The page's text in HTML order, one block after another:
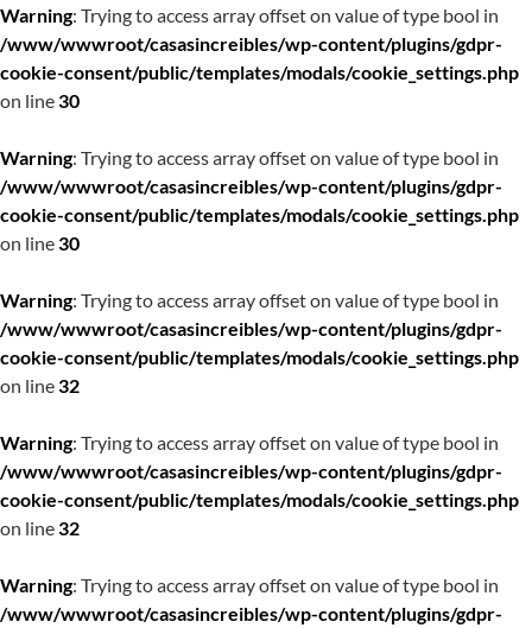
Warning: Trying to access array offset on value of type bool in
/www/wwwroot/casasincreibles/wp-content/plugins/gdpr-
cookie-consent/public/templates/modals/cookie_settings.php
on line30
Warning: Trying to access array offset on value of type bool in
/www/wwwroot/casasincreibles/wp-content/plugins/gdpr-
cookie-consent/public/templates/modals/cookie_settings.php
on line30
Warning: Trying to access array offset on value of type bool in
/www/wwwroot/casasincreibles/wp-content/plugins/gdpr-
cookie-consent/public/templates/modals/cookie_settings.php
on line32
Warning: Trying to access array offset on value of type bool in
/www/wwwroot/casasincreibles/wp-content/plugins/gdpr-
cookie-consent/public/templates/modals/cookie_settings.php
on line32
Warning: Trying to access array offset on value of type bool in
/www/wwwroot/casasincreibles/wp-content/plugins/gdpr-